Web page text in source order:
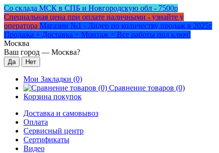
Со склада МСК в СПБ и Новгородскую обл - 7500р
Специальная цена при оплате наличными - узнайте у
оператора Магазин №1 - Лидер по количеству продаж в 2025г
Продажа + Доставка + Монтаж = Все работы под ключ!
Москва
Ваш город — Москва?
Мои Закладки (0)
Сравнение товаров (0)
Корзина покупок
Доставка и самовывоз
Оплата
Сервисный центр
Сертификаты
Видео